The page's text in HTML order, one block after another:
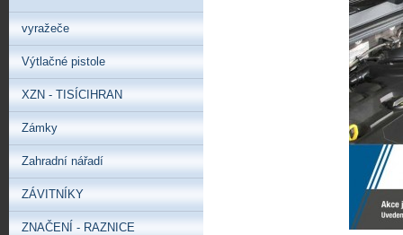
vyražeče
Výtlačné pistole
XZN - TISÍCIHRAN
Zámky
Zahradní nářadí
ZÁVITNÍKY
ZNAČENÍ - RAZNICE